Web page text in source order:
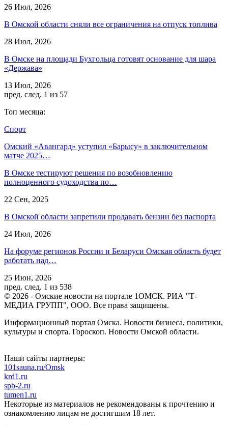
26 Июл, 2026
В Омской области сняли все ограничения на отпуск топлива
28 Июл, 2026
В Омске на площади Бухгольца готовят основание для шара
«Держава»
13 Июл, 2026
пред. след. 1 из 57
Топ месяца:
Спорт
Омский «Авангард» уступил «Барысу» в заключительном
матче 2025…
В Омске тестируют решения по возобновлению
полноценного судоходства по…
22 Сен, 2025
В Омской области запретили продавать бензин без паспорта
24 Июл, 2026
На форуме регионов России и Беларуси Омская область будет
работать над…
25 Июн, 2026
пред. след. 1 из 538
© 2026 - Омские новости на портале 1ОМСК. РИА "Т-
МЕДИА ГРУПП", ООО. Все права защищены.
Информационный портал Омска. Новости бизнеса, политики,
культуры и спорта. Гороскоп. Новости Омской области.
Наши сайты партнеры:
101sauna.ru/Omsk
krd1.ru
spb-2.ru
tumen1.ru
Некоторые из материалов не рекомендованы к прочтению и
ознакомлению лицам не достигшим 18 лет.